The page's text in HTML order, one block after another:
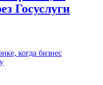
Госуслуги